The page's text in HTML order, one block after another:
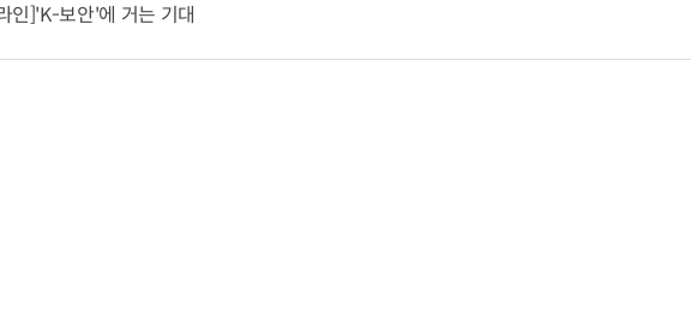
인]'K-보안'에 거는 기대